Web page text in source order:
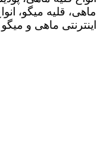
ماهی، قلیه میگو،
اینترنتی ماهی و